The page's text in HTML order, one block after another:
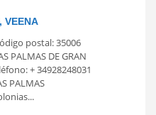
VEENA
postal: 35006
PALMAS DE GRAN
+ 34928248031
PALMAS